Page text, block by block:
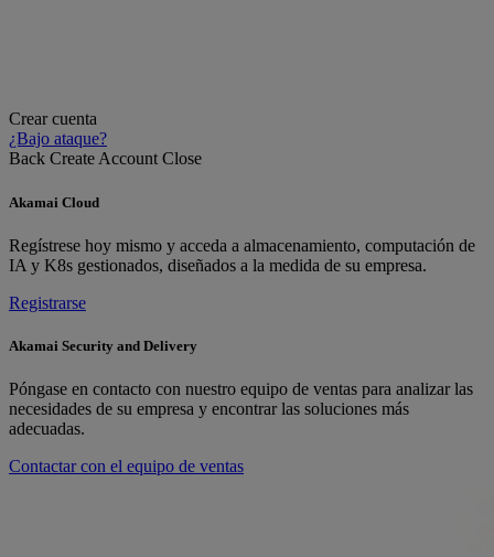
Crear cuenta
¿Bajo ataque?
Back Create Account Close
Akamai Cloud
Regístrese hoy mismo y acceda a almacenamiento, computación de
IA y K8s gestionados, diseñados a la medida de su empresa.
Registrarse
Akamai Security and Delivery
Póngase en contacto con nuestro equipo de ventas para analizar las
necesidades de su empresa y encontrar las soluciones más
adecuadas.
Contactar con el equipo de ventas